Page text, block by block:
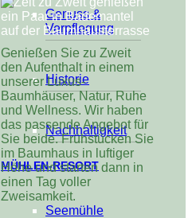
Genuss &
Verpflegung
Historie
Nachhaltigkeit
MÜHLEN-RESORT
Seemühle
Genießen Sie zu Zweit
den Aufenthalt in einem
unserer Luxus-
Baumhäuser, Natur, Ruhe
und Wellness. Wir haben
das passende Angebot für
Sie beide. Frühstücken Sie
im Baumhaus in luftiger
Höhe und starten dann in
einen Tag voller
Zweisamkeit.